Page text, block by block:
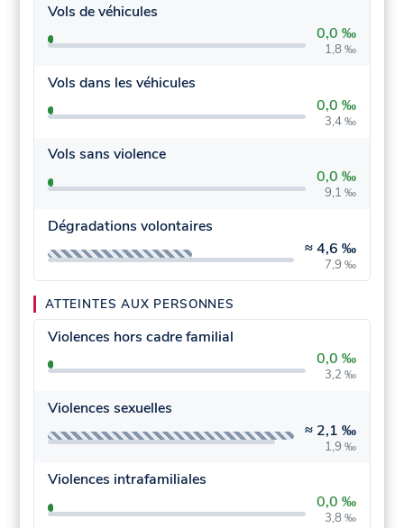
Vols de véhicules
0,0 ‰
1,8 ‰
Vols dans les véhicules
0,0 ‰
3,4 ‰
Vols sans violence
0,0 ‰
9,1 ‰
Dégradations volontaires
≈4,6 ‰
7,9 ‰
ATTEINTES AUX PERSONNES
Violences hors cadre familial
0,0 ‰
3,2 ‰
Violences sexuelles
≈ 2,1 ‰
1,9 ‰
Violences intrafamiliales
0,0 ‰
3,8 ‰